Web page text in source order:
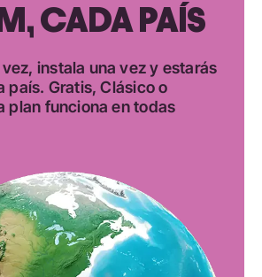
CADA PAÍS
instala una vez y estarás
país. Gratis, Clásico o
plan funciona en todas